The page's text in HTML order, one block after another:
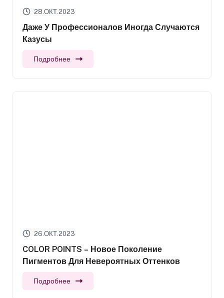
28.ОКТ.2023
Даже У Профессионалов Иногда Случаются
Казусы
Подробнее
26.ОКТ.2023
COLOR POINTS – Новое Поколение
Пигментов Для Невероятных Оттенков
Подробнее